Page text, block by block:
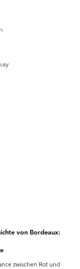
von Bordeaux:
zwischen Rot und